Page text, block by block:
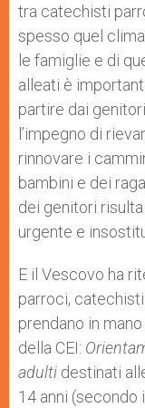
tra catechisti
spesso quel
le famiglie e di
alleati è
partire dai
l’impegno di
rinnovare i
bambini e dei
dei genitori
urgente e
E il Vescovo ha
parroci,
prendano in
della CEI:
adulti destinati
14 anni (secondo